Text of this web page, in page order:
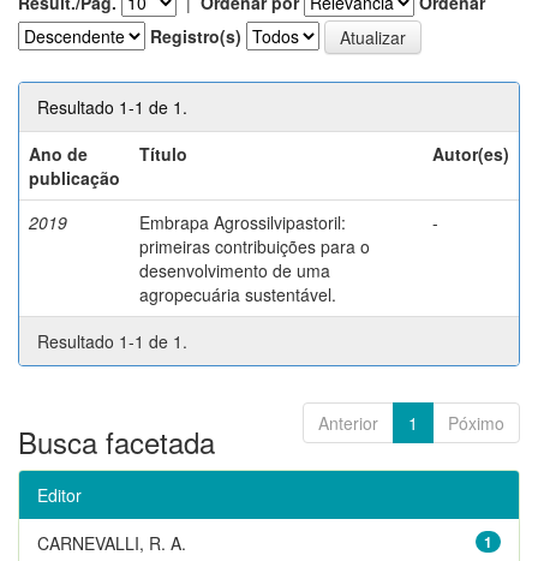
Registro(s)
Resultado 1-1 de 1.
Ano de
publicação
Título Autor(es)
2019
Embrapa Agrossilvipastoril:
primeiras contribuições para o
desenvolvimento de uma
agropecuária sustentável.
-
Resultado 1-1 de 1.
Anterior 1 Póximo
Busca facetada
Editor
1
CARNEVALLI, R. A.